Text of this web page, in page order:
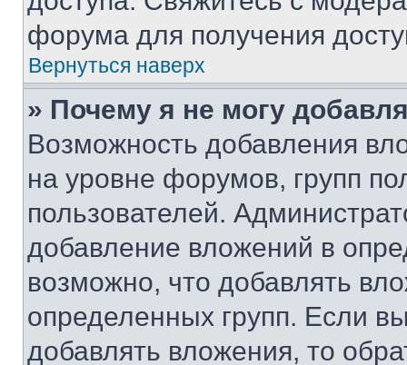
форума для получения
Вернуться наверх
» Почему я не могу
Возможность добавления
на уровне форумов, групп
пользователей.
добавление вложений в
возможно, что добавлять
определенных групп. Если
добавлять вложения, то